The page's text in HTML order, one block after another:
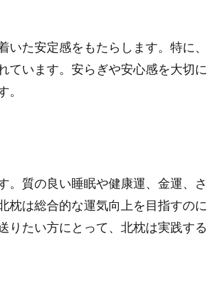
た安定感をもたらします。特に、
ています。安らぎや安心感を大切に
。
。質の良い睡眠や健康運、金運、さ
枕は総合的な運気向上を目指すのに
りたい方にとって、北枕は実践する